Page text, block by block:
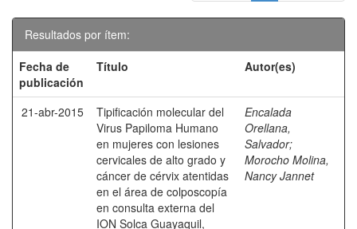
Resultados por ítem:
Fecha de
publicación
Título Autor(es)
21-abr-2015
Tipificación molecular del
Virus Papiloma Humano
en mujeres con lesiones
cervicales de alto grado y
cáncer de cérvix atentidas
en el área de colposcopía
en consulta externa del
ION Solca Guayaquil,
Encalada
Orellana,
Salvador;
Morocho Molina,
Nancy Jannet